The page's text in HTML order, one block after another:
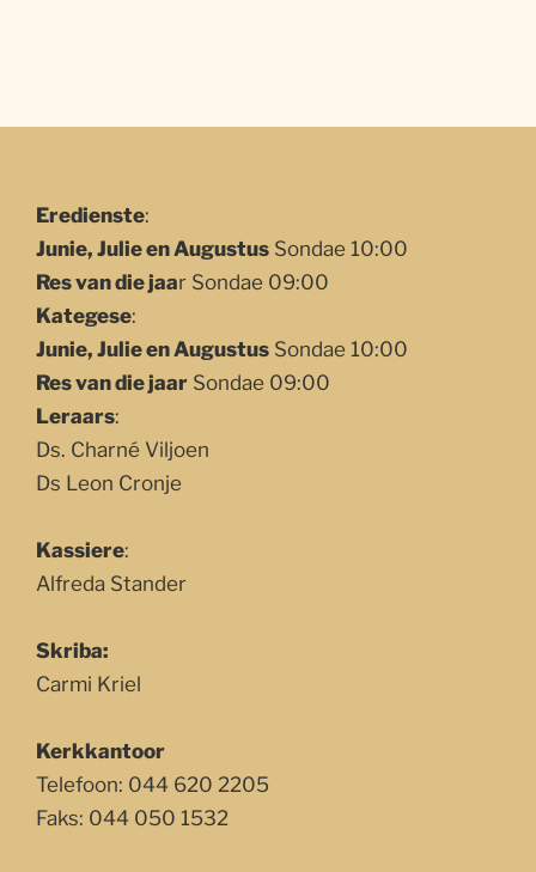
Eredienste:
Junie, Julie en Augustus Sondae 10:00
Res van die jaar Sondae 09:00
Kategese:
Junie, Julie en Augustus Sondae 10:00
Res van die jaar Sondae 09:00
Leraars:
Ds. Charné Viljoen
Ds Leon Cronje
Kassiere:
Alfreda Stander
Skriba:
Carmi Kriel
Kerkkantoor
Telefoon: 044 620 2205
Faks: 044 050 1532